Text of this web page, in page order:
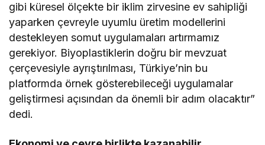
gibi küresel ölçekte bir iklim zirvesine ev sahipliği
yaparken çevreyle uyumlu üretim modellerini
destekleyen somut uygulamaları artırmamız
gerekiyor. Biyoplastiklerin doğru bir mevzuat
çerçevesiyle ayrıştırılması, Türkiye’nin bu
platformda örnek gösterebileceği uygulamalar
geliştirmesi açısından da önemli bir adım olacaktır”
dedi.